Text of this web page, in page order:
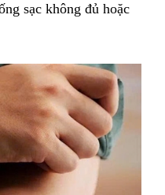
sạc không đủ hoặc